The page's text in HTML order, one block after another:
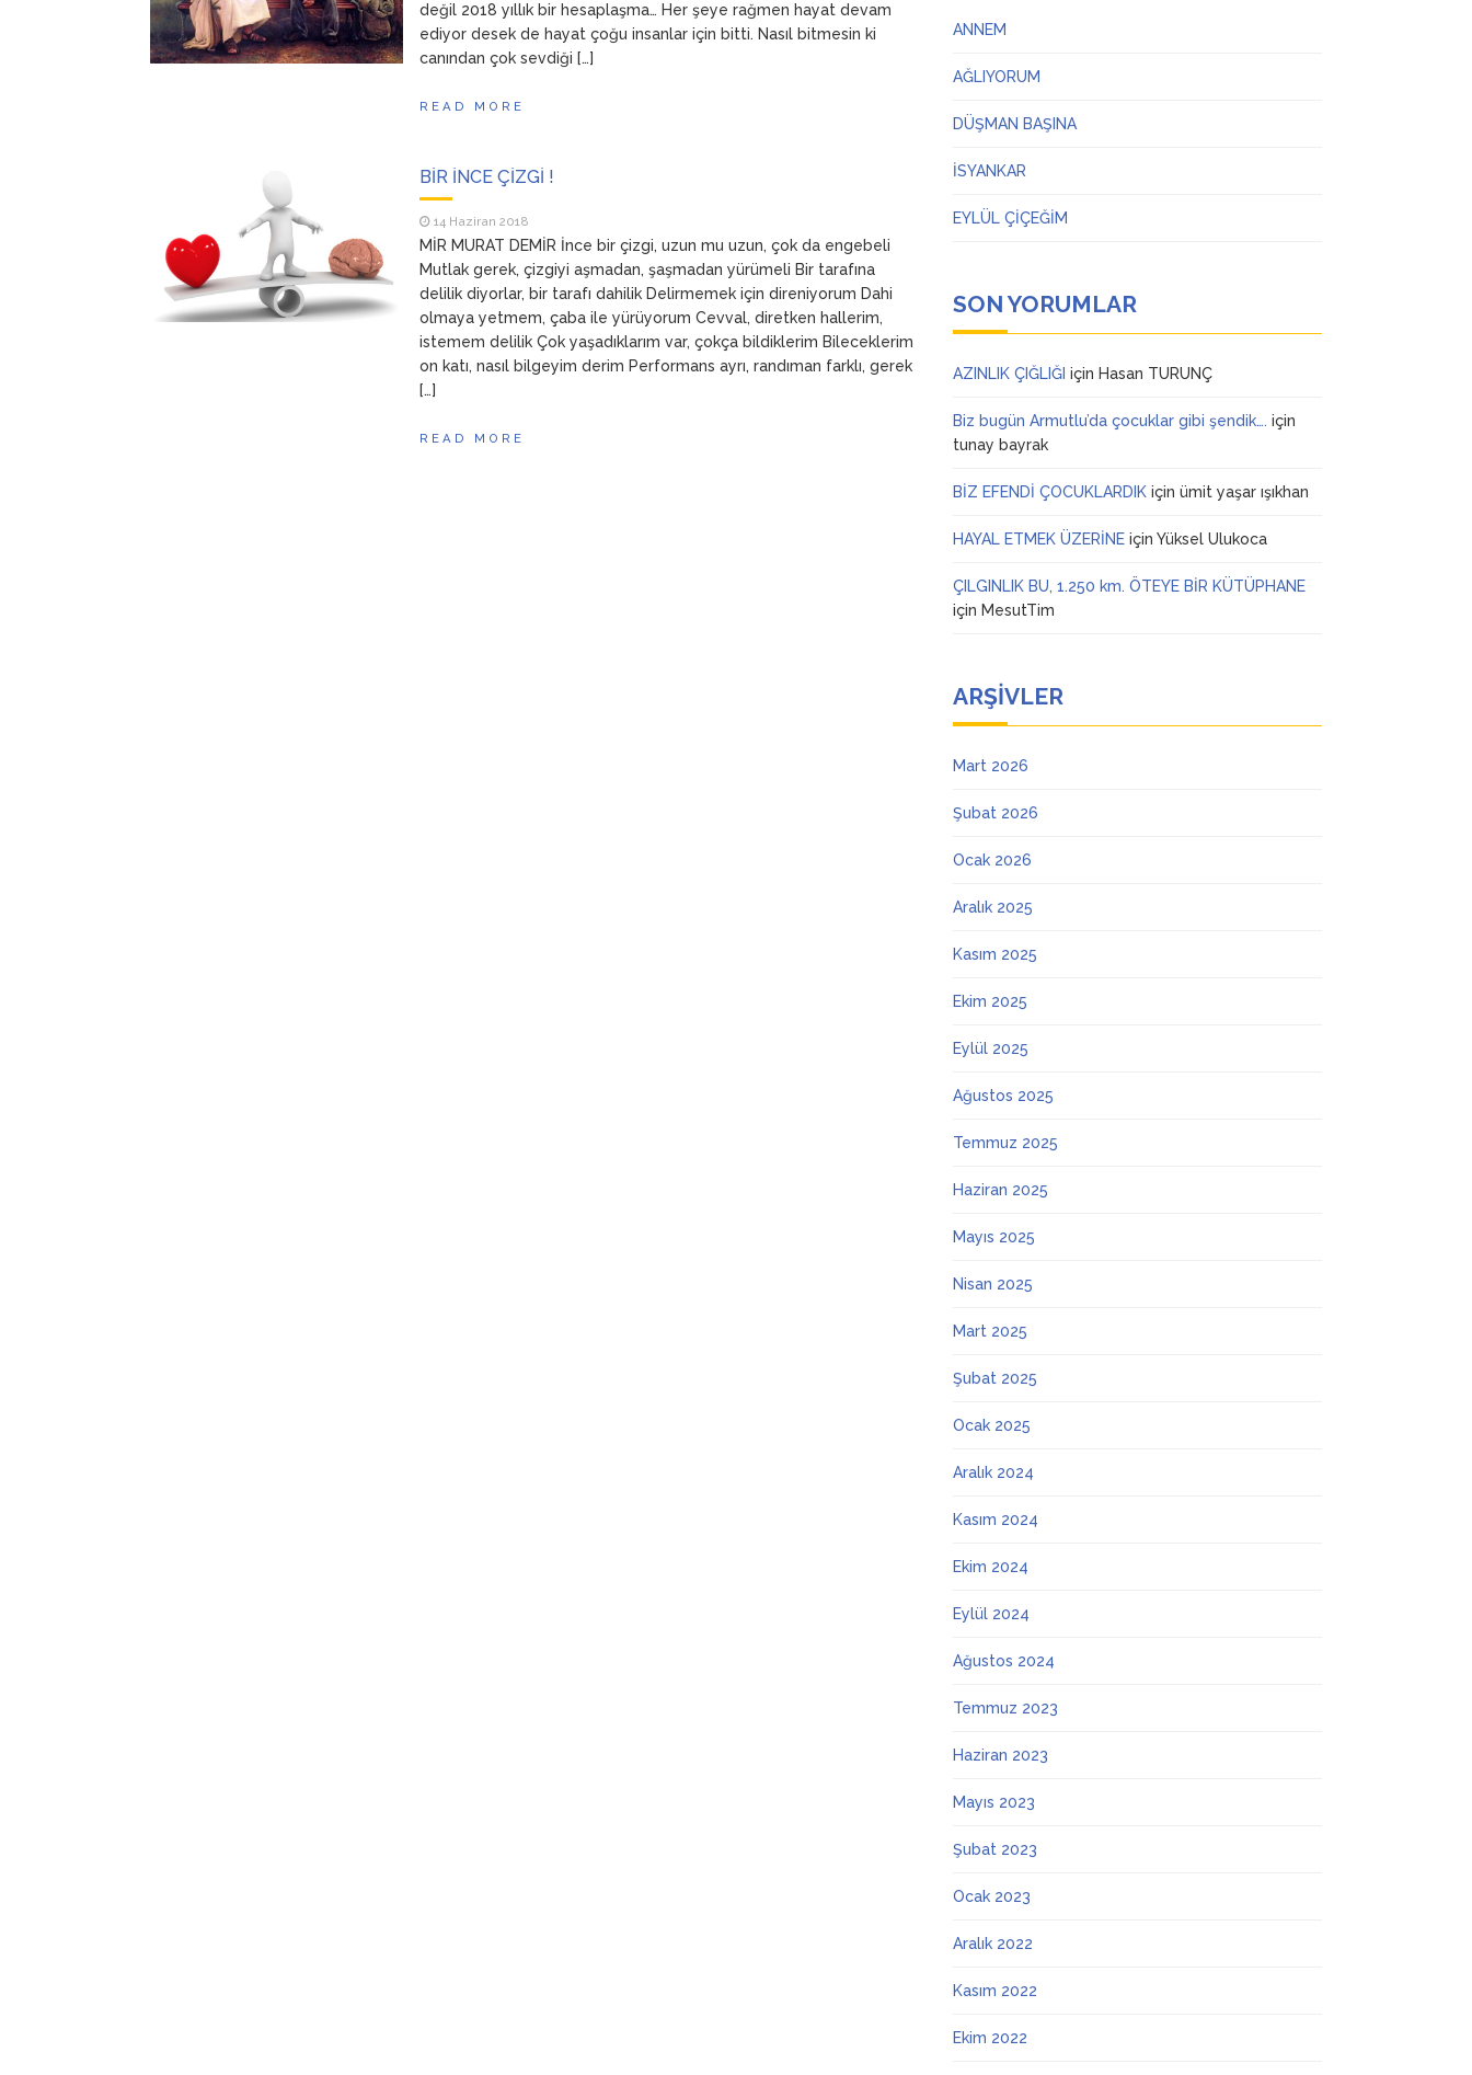
değil 2018 yıllık bir hesaplaşma… Her şeye rağmen hayat devam
ediyor desek de hayat çoğu insanlar için bitti. Nasıl bitmesin ki
canından çok sevdiği […]
READ MORE
BİR İNCE ÇİZGİ !
14 Haziran 2018
MİR MURAT DEMİR İnce bir çizgi, uzun mu uzun, çok da engebeli
Mutlak gerek, çizgiyi aşmadan, şaşmadan yürümeli Bir tarafına
delilik diyorlar, bir tarafı dahilik Delirmemek için direniyorum Dahi
olmaya yetmem, çaba ile yürüyorum Cevval, diretken hallerim,
istemem delilik Çok yaşadıklarım var, çokça bildiklerim Bileceklerim
on katı, nasıl bilgeyim derim Performans ayrı, randıman farklı, gerek
[…]
READ MORE
ANNEM
AĞLIYORUM
DÜŞMAN BAŞINA
İSYANKAR
EYLÜL ÇİÇEĞİM
SON YORUMLAR
AZINLIK ÇIĞLIĞI için Hasan TURUNÇ
Biz bugün Armutlu’da çocuklar gibi şendik…. için
tunay bayrak
BİZ EFENDİ ÇOCUKLARDIK içinümit yaşar ışıkhan
HAYAL ETMEK ÜZERİNE içinYüksel Ulukoca
ÇILGINLIK BU, 1.250 km. ÖTEYE BİR KÜTÜPHANE
için MesutTim
ARŞIVLER
Mart 2026
Şubat 2026
Ocak 2026
Aralık 2025
Kasım 2025
Ekim 2025
Eylül 2025
Ağustos 2025
Temmuz 2025
Haziran 2025
Mayıs 2025
Nisan 2025
Mart 2025
Şubat 2025
Ocak 2025
Aralık 2024
Kasım 2024
Ekim 2024
Eylül 2024
Ağustos 2024
Temmuz 2023
Haziran 2023
Mayıs 2023
Şubat 2023
Ocak 2023
Aralık 2022
Kasım 2022
Ekim 2022